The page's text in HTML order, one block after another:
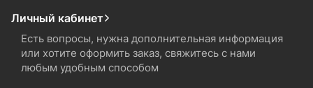
Личный кабинет
Есть вопросы, нужна дополнительная информация
или хотите оформить заказ, свяжитесь с нами
любым удобным способом